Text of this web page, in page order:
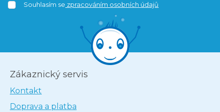
Souhlasím se zpracováním osobních údajů
Zákaznický servis
Kontakt
Doprava a platba